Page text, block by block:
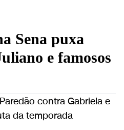
Sena puxa
e famosos
contra Gabriela e
da temporada